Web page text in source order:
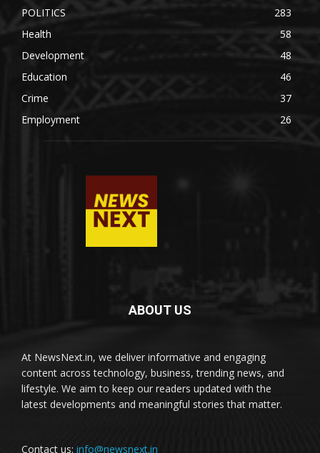
POLITICS
283
Health
58
Development
48
Education
46
Crime
37
Employment
26
ABOUT US
At NewsNext.in, we deliver informative and engaging
content across technology, business, trending news, and
lifestyle. We aim to keep our readers updated with the
latest developments and meaningful stories that matter.
Contact us: info@newsnext.in